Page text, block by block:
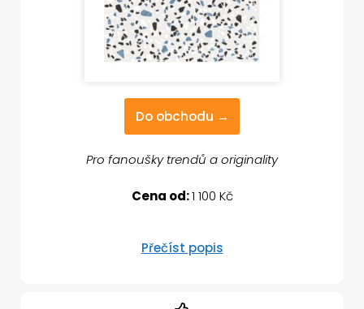
Do obchodu →
Pro fanoušky trendů a originality
Cena od:1 100 Kč
Přečíst popis